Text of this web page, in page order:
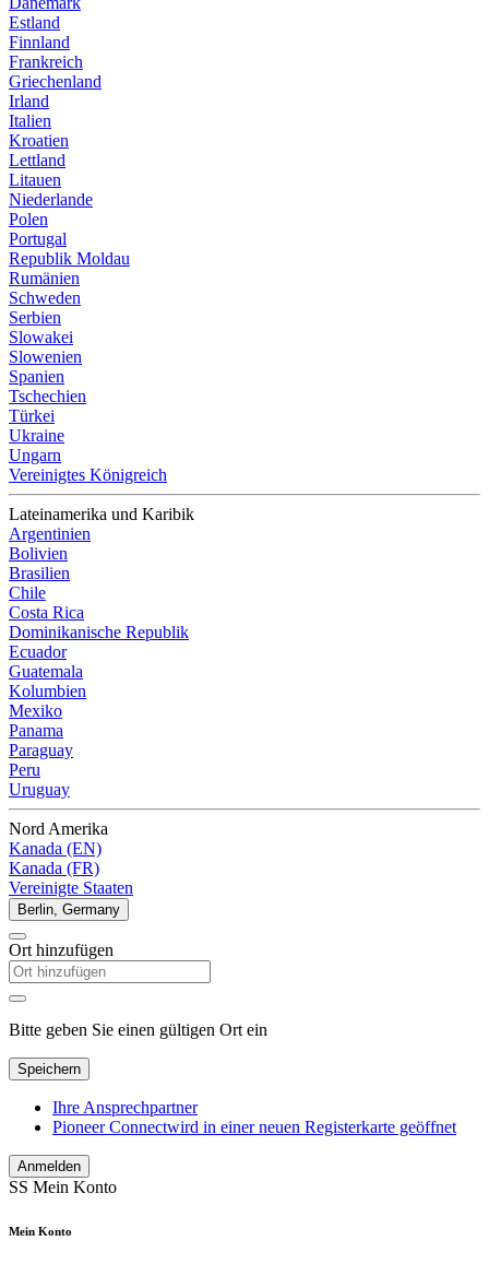
Estland
Finnland
Frankreich
Griechenland
Irland
Italien
Kroatien
Lettland
Litauen
Niederlande
Polen
Portugal
Republik Moldau
Rumänien
Schweden
Serbien
Slowakei
Slowenien
Spanien
Tschechien
Türkei
Ukraine
Ungarn
Vereinigtes Königreich
Lateinamerika und Karibik
Argentinien
Bolivien
Brasilien
Chile
Costa Rica
Dominikanische Republik
Ecuador
Guatemala
Kolumbien
Mexiko
Panama
Paraguay
Peru
Uruguay
Nord Amerika
Kanada (EN)
Kanada (FR)
Vereinigte Staaten
Berlin, Germany
Ort hinzufügen
Bitte geben Sie einen gültigen Ort ein
Speichern
Ihre Ansprechpartner
Pioneer Connectwird in einer neuen Registerkarte geöffnet
Anmelden
SS Mein Konto
Mein Konto